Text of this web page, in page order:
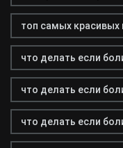
топ самых красивых
что делать если
что делать если
что делать если